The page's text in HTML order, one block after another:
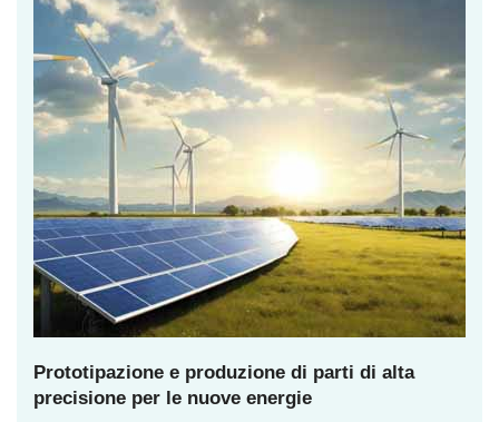
Prototipazione e produzione di parti di alta
precisione per le nuove energie